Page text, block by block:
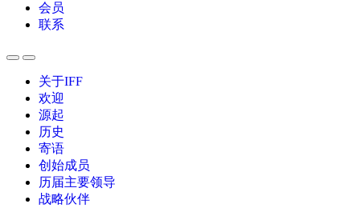
会员
联系
关于IFF
欢迎
源起
历史
寄语
创始成员
历届主要领导
战略伙伴